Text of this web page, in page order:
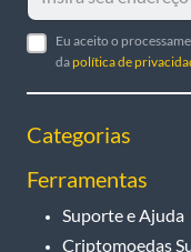
Eu aceito o
dapolítica de
Categorias
Ferramentas
Suporte e Ajuda
Criptomoedas